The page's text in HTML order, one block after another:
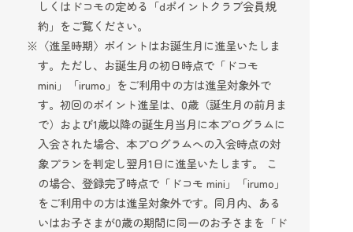
しくはドコモの定める「dポイントクラブ会員規
約」をご覧ください。
〈進呈時期〉ポイントはお誕生月に進呈いたしま
す。ただし、お誕生月の初日時点で「ドコモ
mini」「irumo」をご利用中の方は進呈対象外で
す。初回のポイント進呈は、0歳（誕生月の前月ま
で）および1歳以降の誕生月当月に本プログラムに
入会された場合、本プログラムへの入会時点の対
象プランを判定し翌月1日に進呈いたします。 こ
の場合、登録完了時点で「ドコモ mini」「irumo」
をご利用中の方は進呈対象外です。同月内、ある
いはお子さまが0歳の期間に同一のお子さまを「ド